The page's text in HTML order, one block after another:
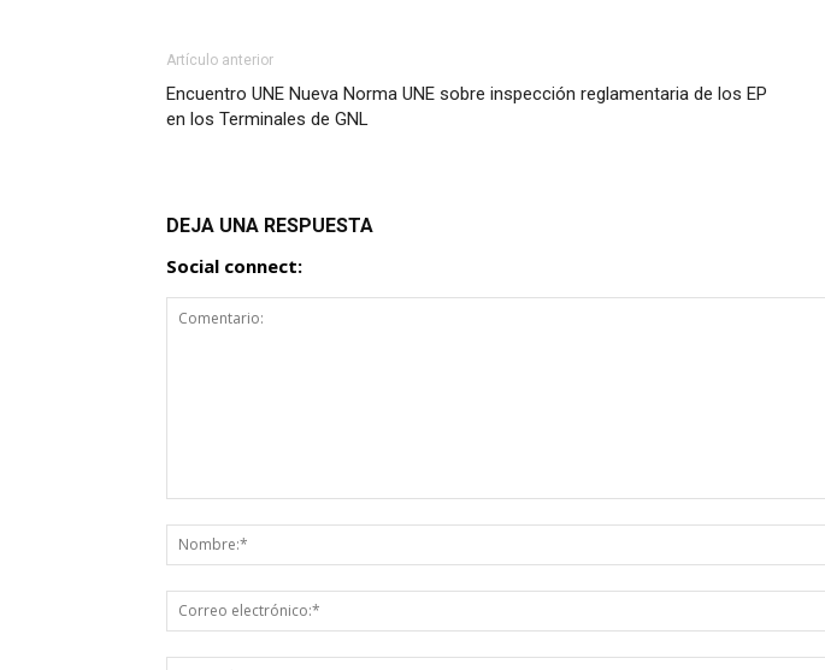
Artículo anterior
Encuentro UNE Nueva Norma UNE sobre inspección reglamentaria de los EP
en los Terminales de GNL
DEJA UNA RESPUESTA
Social connect: